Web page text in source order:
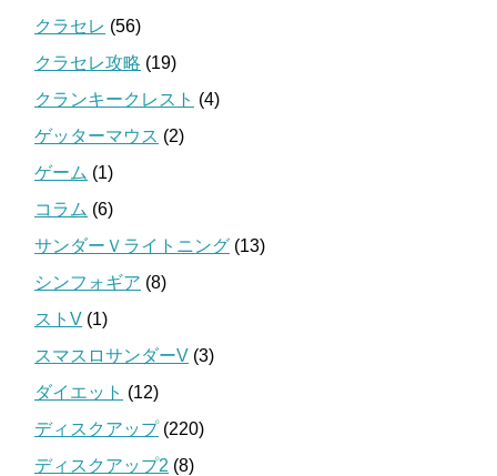
クラセレ (56)
クラセレ攻略 (19)
クランキークレスト (4)
ゲッターマウス (2)
ゲーム (1)
コラム (6)
サンダーＶライトニング (13)
シンフォギア (8)
ストV (1)
スマスロサンダーV (3)
ダイエット (12)
ディスクアップ(220)
ディスクアップ2 (8)